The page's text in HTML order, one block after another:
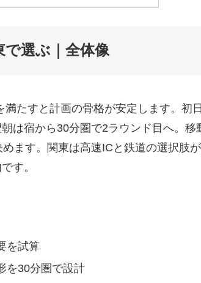
選ぶ｜全体像
満たすと計画の骨格が安定します。初
は宿から30分圏で2ラウンド目へ。移
ます。関東は高速ICと鉄道の選択肢
す。
を試算
30分圏で設計